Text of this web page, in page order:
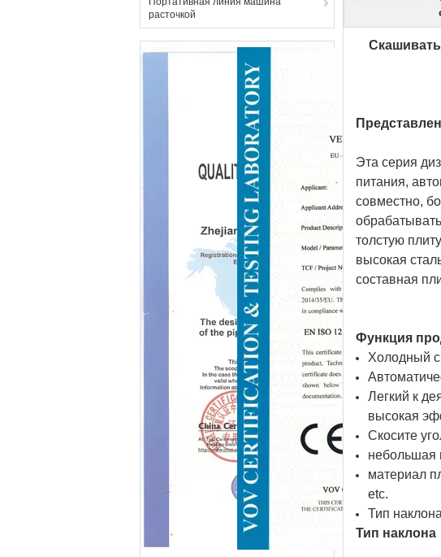
расточкой
Эта серия
питания,
совместно,
толстую
высокая
составная
Функция
Холодный
Легкий к
высокая
Скосите
небольшая
материал
etc.
Тип
Тип наклона